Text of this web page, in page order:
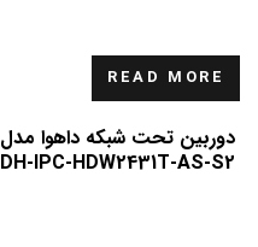
READ MORE
دوربین تحت شبکه داهوا مدل
DH-IPC-HDW2431T-AS-S2